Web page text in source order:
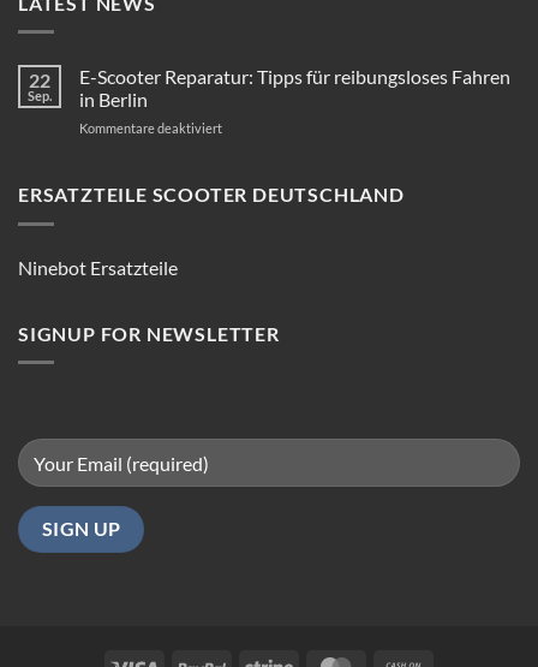
22
Sep.
E-Scooter Reparatur: Tipps für reibungsloses Fahren
in Berlin
Kommentare deaktiviertfür
Reparatur:
ERSATZTEILE SCOOTER DEUTSCHLAND
Ninebot Ersatzteile
SIGNUP FOR NEWSLETTER